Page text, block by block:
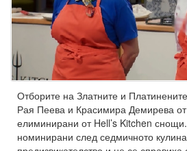
Отборите на Златните и
Рая Пеева и Красимира Демирева от
елиминирани от Hell’s Kitchen
номинирани след седмичното